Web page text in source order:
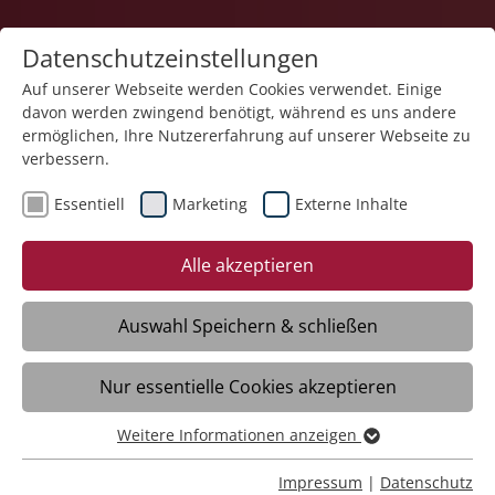
Pflege
Haus der Pflege St. Sophia
Flachslanden
Datenschutzeinstellungen
Auf unserer Webseite werden Cookies verwendet. Einige
davon werden zwingend benötigt, während es uns andere
ermöglichen, Ihre Nutzererfahrung auf unserer Webseite zu
verbessern.
Essentiell Marketing Externe Inhalte
Alle akzeptieren
Auswahl Speichern & schließen
Nur essentielle Cookies akzeptieren
Essentiell
Essentielle Cookies werden für grundlegende Funktionen
Weitere Informationen anzeigen
Impressum | Datenschutz